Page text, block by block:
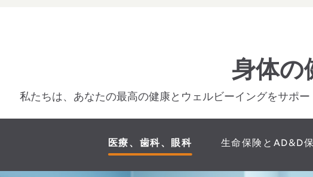
身体の
私たちは、あなたの最高の健康とウェルビーイングをサポ
医療、歯科、眼科 生命保険とAD&D